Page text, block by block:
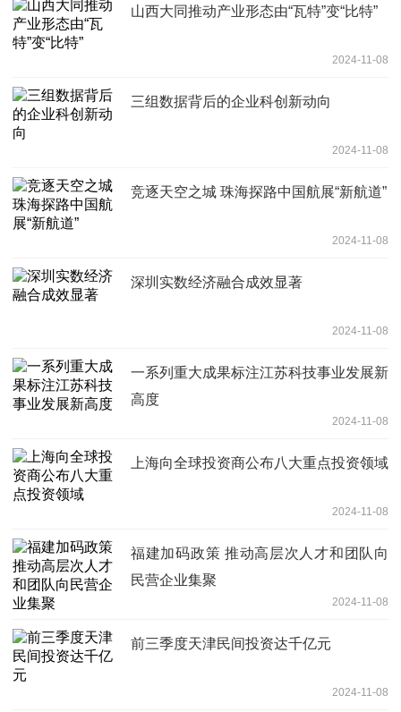
山西大同推动产业形态由“瓦特”变“比特”
2024-11-08
三组数据背后的企业科创新动向
2024-11-08
竞逐天空之城 珠海探路中国航展“新航道”
2024-11-08
深圳实数经济融合成效显著
2024-11-08
一系列重大成果标注江苏科技事业发展新
高度
2024-11-08
上海向全球投资商公布八大重点投资领域
2024-11-08
福建加码政策 推动高层次人才和团队向
民营企业集聚
2024-11-08
前三季度天津民间投资达千亿元
2024-11-08